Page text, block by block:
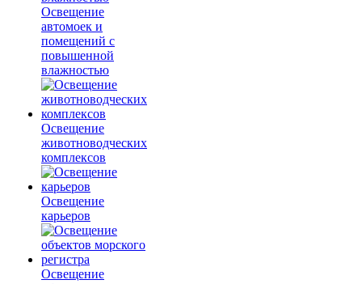
Освещение
автомоек и
помещений с
повышенной
влажностью
Освещение
животноводческих
комплексов
Освещение
карьеров
Освещение